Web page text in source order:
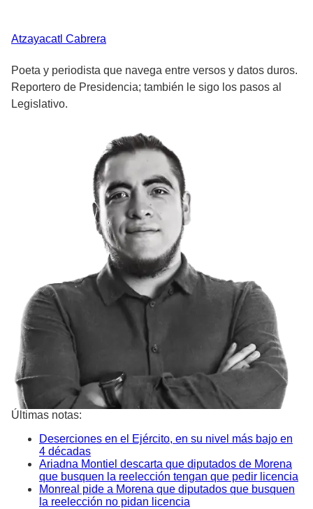
Atzayacatl Cabrera
Poeta y periodista que navega entre versos y datos duros.
Reportero de Presidencia; también le sigo los pasos al
Legislativo.
Últimas notas:
Deserciones en el Ejército, en su nivel más bajo en
4 décadas
Ariadna Montiel descarta que diputados de Morena
que busquen la reelección tengan que pedir licencia
Monreal pide a Morena que diputados que busquen
la reelección no pidan licencia